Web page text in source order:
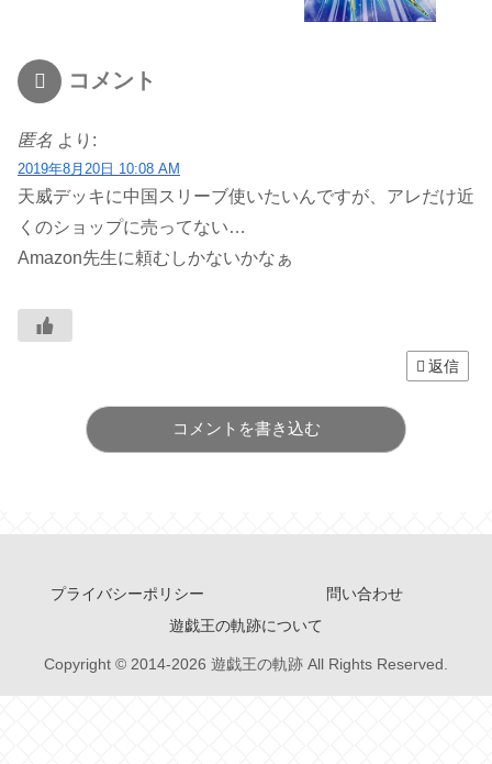
コメント
匿名 より:
2019年8月20日 10:08 AM
天威デッキに中国スリーブ使いたいんですが、アレだけ近
くのショップに売ってない…
Amazon先生に頼むしかないかなぁ
返信
コメントを書き込む
プライバシーポリシー
問い合わせ
遊戯王の軌跡について
Copyright © 2014-2026 遊戯王の軌跡 All Rights Reserved.